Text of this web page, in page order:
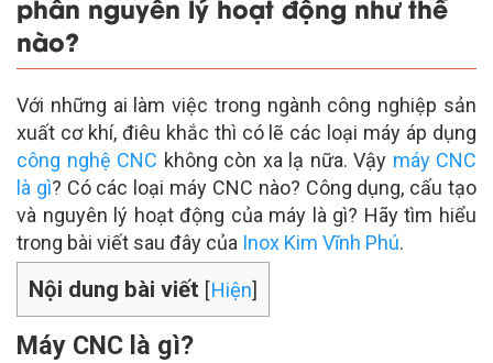
phần nguyên lý hoạt động như thế
nào?
Với những ai làm việc trong ngành công nghiệp sản
xuất cơ khí, điêu khắc thì có lẽ các loại máy áp dụng
công nghệ CNC không còn xa lạ nữa. Vậy máy CNC
là gì? Có các loại máy CNC nào? Công dụng, cấu tạo
và nguyên lý hoạt động của máy là gì? Hãy tìm hiểu
trong bài viết sau đây của Inox Kim Vĩnh Phú.
Nội dung bài viết [Hiện]
Máy CNC là gì?